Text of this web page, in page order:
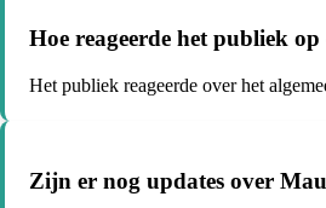
Hoe reageerde het publiek
Het publiek reageerde over het
Zijn er nog updates over